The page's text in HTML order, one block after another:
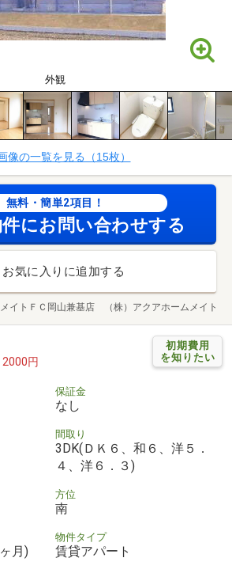
外観
像の一覧を見る（15枚）
無料・簡単2項目！
にお問い合わせする
お気に入りに追加する
イトＦＣ岡山兼基店 （株）アクアホームメイト
初期費用
を知りたい
円
保証金
なし
間取り
3DK(ＤＫ６、和６、洋５．
４、洋６．３)
方位
南
月)
物件タイプ
賃貸アパート